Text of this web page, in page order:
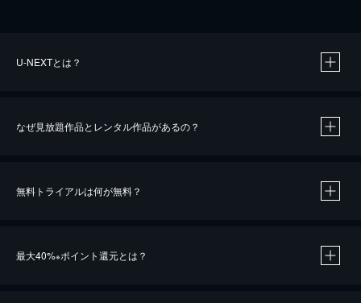
U-NEXTとは？
なぜ見放題作品とレンタル作品があるの？
無料トライアルは何が無料？
最大40%※ポイント還元とは？